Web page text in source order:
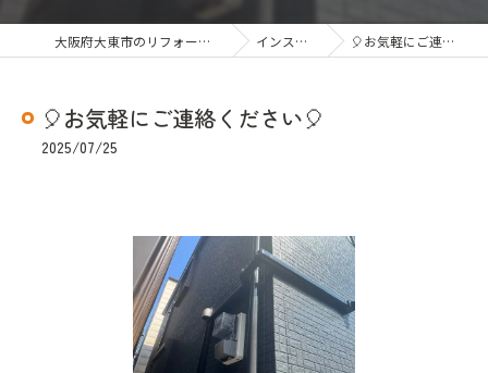
大阪府大東市のリフォームならすまいりー インスタグラム 🎈お気軽にご連絡ください🎈
🎈お気軽にご連絡ください🎈
2025/07/25